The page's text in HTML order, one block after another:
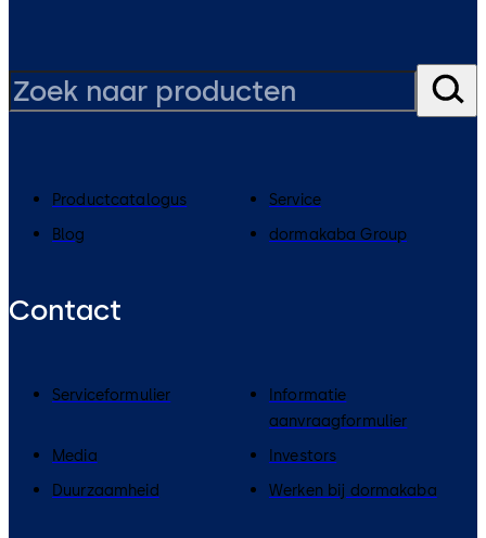
Productcatalogus
Service
Blog
dormakaba Group
Contact
Serviceformulier
Informatie
aanvraagformulier
Media
Investors
Duurzaamheid
Werken bij dormakaba